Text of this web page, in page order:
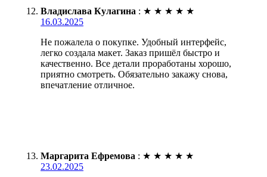
Владислава Кулагина : ★ ★ ★ ★ ★
16.03.2025
Не пожалела о покупке. Удобный интерфейс,
легко создала макет. Заказ пришёл быстро и
качественно. Все детали проработаны хорошо,
приятно смотреть. Обязательно закажу снова,
впечатление отличное.
Маргарита Ефремова : ★ ★ ★ ★ ★
23.02.2025